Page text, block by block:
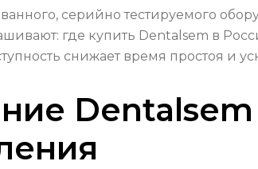
серийно тестируемого
где купить Dentalsem в
снижает время простоя и
Dentalsem